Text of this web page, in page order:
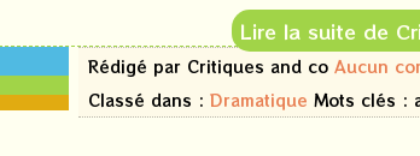
Lire la suite de
24
mars
2026
Rédigé par Critiques and co Aucun
Classé dans : Dramatique Mots clés :